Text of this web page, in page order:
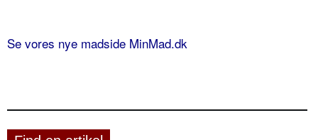
Se vores nye madside MinMad.dk